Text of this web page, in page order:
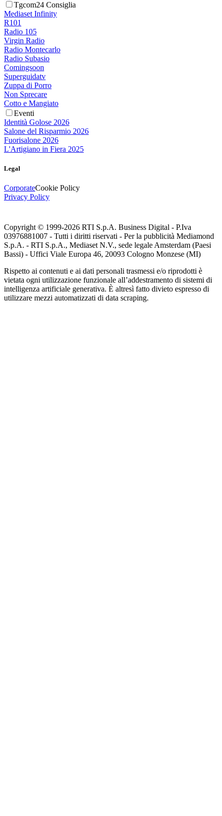
Tgcom24 Consiglia
Mediaset Infinity
R101
Radio 105
Virgin Radio
Radio Montecarlo
Radio Subasio
Comingsoon
Superguidatv
Zuppa di Porro
Non Sprecare
Cotto e Mangiato
Eventi
Identità Golose 2026
Salone del Risparmio 2026
Fuorisalone 2026
L'Artigiano in Fiera 2025
Legal
CorporateCookie Policy
Privacy Policy
Copyright © 1999-2026 RTI S.p.A. Business Digital - P.Iva
03976881007 - Tutti i diritti riservati - Per la pubblicità Mediamond
S.p.A. - RTI S.p.A., Mediaset N.V., sede legale Amsterdam (Paesi
Bassi) - Uffici Viale Europa 46, 20093 Cologno Monzese (MI)
Rispetto ai contenuti e ai dati personali trasmessi e/o riprodotti è
vietata ogni utilizzazione funzionale all’addestramento di sistemi di
intelligenza artificiale generativa. È altresì fatto divieto espresso di
utilizzare mezzi automatizzati di data scraping.